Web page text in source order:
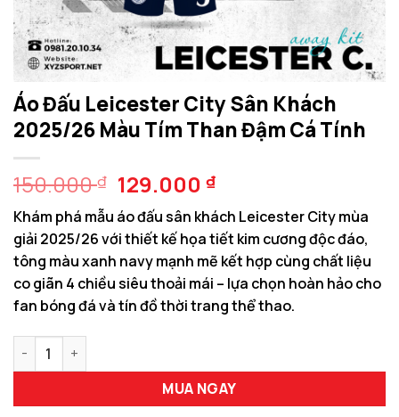
Áo Đấu Leicester City Sân Khách
2025/26 Màu Tím Than Đậm Cá Tính
150.000₫ Giá
gốc
là:
150.000 ₫.
129.000₫Giá
hiện
tại
là:
129.000 ₫.
Khám phá mẫu áo đấu sân khách Leicester City mùa
giải 2025/26 với thiết kế họa tiết kim cương độc đáo,
tông màu xanh navy mạnh mẽ kết hợp cùng chất liệu
co giãn 4 chiều siêu thoải mái – lựa chọn hoàn hảo cho
fan bóng đá và tín đồ thời trang thể thao.
Áo Đấu Leicester City Sân Khách 2025/26 Màu Tím Than
MUA NGAY